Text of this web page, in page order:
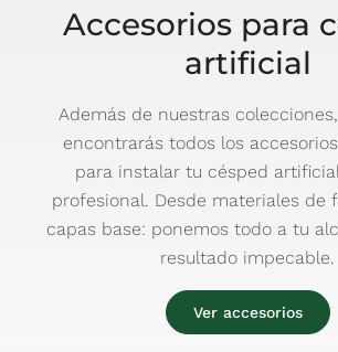
Accesorios para
artificial
Además de nuestras
encontrarás todos los
para instalar tu césped
profesional. Desde materiales de
capas base: ponemos todo a tu
resultado impecable.
Ver accesorios